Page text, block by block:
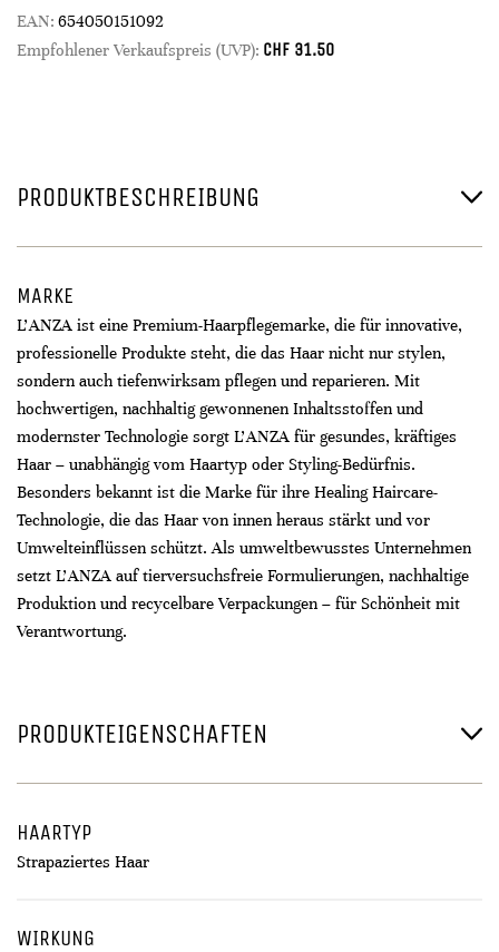
EAN: 654050151092
Empfohlener Verkaufspreis (UVP): CHF 31.50
PRODUKTBESCHREIBUNG
MARKE
L’ANZA ist eine Premium-Haarpflegemarke, die für innovative,
professionelle Produkte steht, die das Haar nicht nur stylen,
sondern auch tiefenwirksam pflegen und reparieren. Mit
hochwertigen, nachhaltig gewonnenen Inhaltsstoffen und
modernster Technologie sorgt L’ANZA für gesundes, kräftiges
Haar – unabhängig vom Haartyp oder Styling-Bedürfnis.
Besonders bekannt ist die Marke für ihre Healing Haircare-
Technologie, die das Haar von innen heraus stärkt und vor
Umwelteinflüssen schützt. Als umweltbewusstes Unternehmen
setzt L’ANZA auf tierversuchsfreie Formulierungen, nachhaltige
Produktion und recycelbare Verpackungen – für Schönheit mit
Verantwortung.
PRODUKTEIGENSCHAFTEN
HAARTYP
Strapaziertes Haar
WIRKUNG